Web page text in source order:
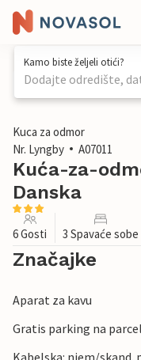
Kamo biste željeli otići?
Dodajte odredište,
1 / 16
Kuca za odmor
Nr. Lyngby
A07011
Kuća-za-
Danska
6 Gosti 3 Spavaće sobe
Značajke
Aparat za kavu
Gratis parking na